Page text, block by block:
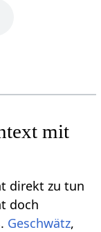
mit
direkt zu tun
,